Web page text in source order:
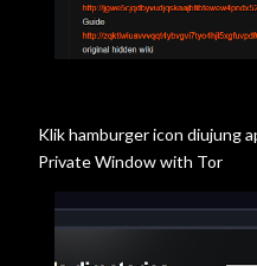
Klik hamburger icon diujung
Private Window with Tor